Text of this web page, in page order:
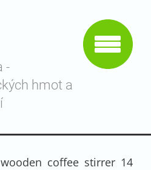
-
hmot a
coffee stirrer 14